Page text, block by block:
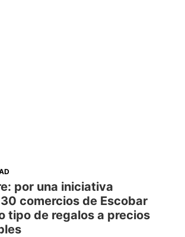
por una iniciativa
comercios de Escobar
tipo de regalos a precios